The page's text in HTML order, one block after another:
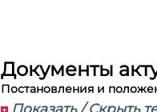
Документы
Постановления и
Показать / Скрыть